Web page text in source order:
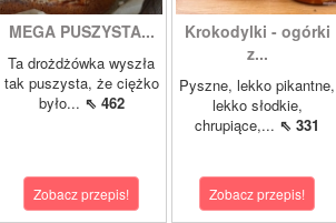
MEGA PUSZYSTA...
Ta drożdżówka wyszła
tak puszysta, że ciężko
było... ⇖ 462
Zobacz przepis!
Krokodylki - ogórki
z...
Pyszne, lekko pikantne,
lekko słodkie,
chrupiące,... ⇖ 331
Zobacz przepis!